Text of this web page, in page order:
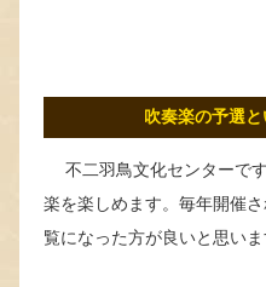
吹奏楽の予選と
不二羽鳥文化センターで
楽を楽しめます。毎年開催
覧になった方が良いと思いま